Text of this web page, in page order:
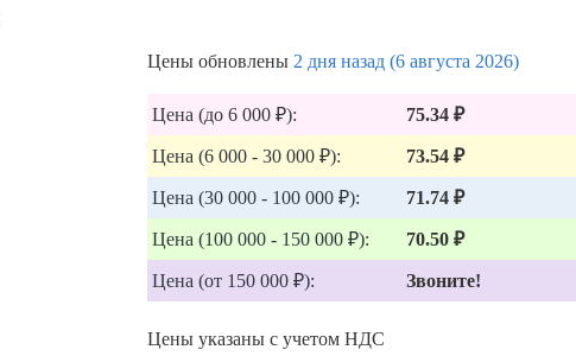
Цены обновлены 2 дня назад (6 августа 2026)
Цена (до 6 000 ₽): 75.34 ₽
Цена (6 000 - 30 000 ₽): 73.54 ₽
Цена (30 000 - 100 000 ₽): 71.74 ₽
Цена (100 000 - 150 000 ₽): 70.50 ₽
Цена (от 150 000 ₽): Звоните!
Цены указаны с учетом НДС